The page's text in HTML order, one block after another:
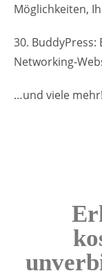
Möglichkeiten,
30. BuddyPress:
Networking-
…und viele mehr!